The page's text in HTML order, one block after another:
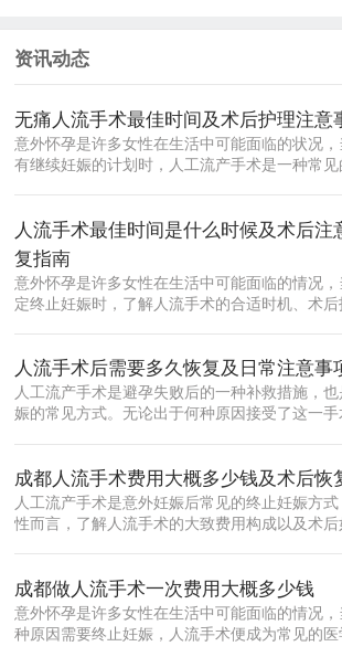
资讯动态
无痛人流手术最佳时间及术后护理注意
意外怀孕是许多女性在生活中可能面临的状况
有继续妊娠的计划时，人工流产手术是一种常
人流手术最佳时间是什么时候及术后注
复指南
意外怀孕是许多女性在生活中可能面临的情况
定终止妊娠时，了解人流手术的合适时机、术
人流手术后需要多久恢复及日常注意事
人工流产手术是避孕失败后的一种补救措施，
娠的常见方式。无论出于何种原因接受了这一
成都人流手术费用大概多少钱及术后恢
人工流产手术是意外妊娠后常见的终止妊娠方
性而言，了解人流手术的大致费用构成以及术
成都做人流手术一次费用大概多少钱
意外怀孕是许多女性在生活中可能面临的情况
种原因需要终止妊娠，人流手术便成为常见的